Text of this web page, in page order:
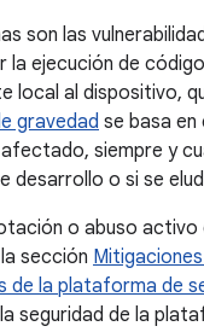
son las
la ejecución de
local al dispositivo,
gravedad se basa
siempre y
desarrollo o si se
o abuso
sección
de la plataforma de
seguridad de la